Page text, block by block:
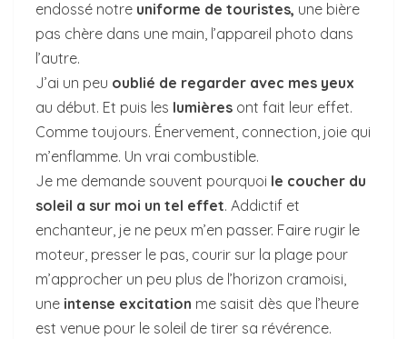
endossé notre uniforme de touristes, une bière
pas chère dans une main, l’appareil photo dans
l’autre.
J’ai un peu oublié de regarder avec mes yeux
au début. Et puis les lumières ont fait leur effet.
Comme toujours. Énervement, connection, joie qui
m’enflamme. Un vrai combustible.
Je me demande souvent pourquoi le coucher du
soleil a sur moi un tel effet. Addictif et
enchanteur, je ne peux m’en passer. Faire rugir le
moteur, presser le pas, courir sur la plage pour
m’approcher un peu plus de l’horizon cramoisi,
une intense excitation me saisit dès que l’heure
est venue pour le soleil de tirer sa révérence.